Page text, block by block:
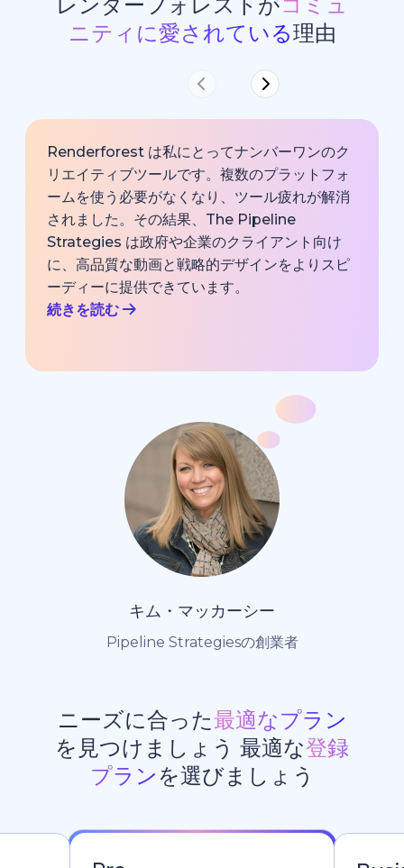
ニティに愛されている理由
Renderforest は私にとってナンバーワンのク
リエイティブツールです。複数のプラットフォ
ームを使う必要がなくなり、ツール疲れが解消
されました。その結果、The Pipeline
Strategies は政府や企業のクライアント向け
に、高品質な動画と戦略的デザインをよりスピ
ーディーに提供できています。
続きを読む
キム・マッカーシー
Pipeline Strategiesの創業者
ニーズに合った最適なプラン
を見つけましょう 最適な登録
プランを選びましょう